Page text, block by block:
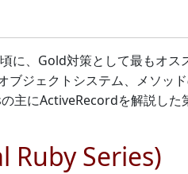
に、Gold対策として最もオス
ジェクトシステム、メソッ
主にActiveRecordを解説した
Ruby Series)